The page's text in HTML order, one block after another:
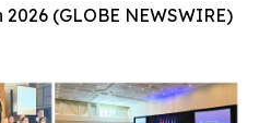
2026 (GLOBE NEWSWIRE)